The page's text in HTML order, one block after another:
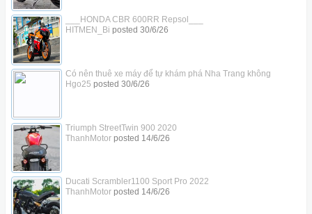
___HONDA CBR 600RR Repsol___
HITMEN_Bi posted 30/6/26
Có nên thuê xe máy để tự khám phá Nha Trang không
Hgo25 posted 30/6/26
Triumph StreetTwin 900 2020
ThanhMotorposted 14/6/26
Ducati Scrambler1100 Sport Pro 2022
ThanhMotorposted 14/6/26